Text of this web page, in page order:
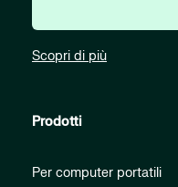
Scopri di più
Prodotti
Per computer portatili